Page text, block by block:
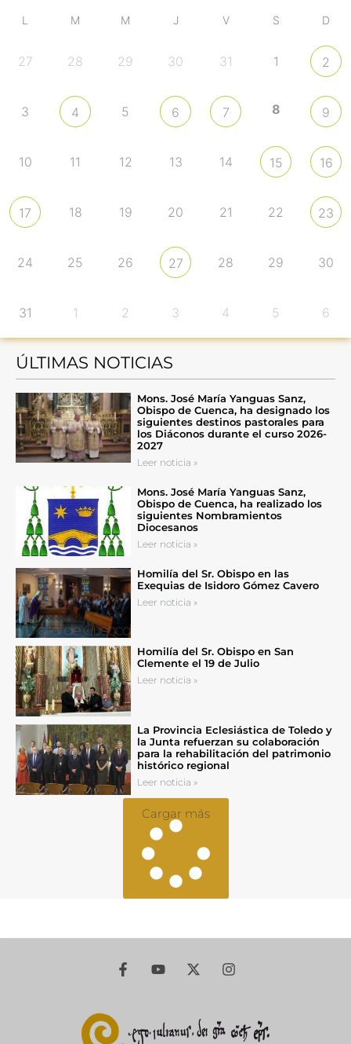
L M M J V S D
27 28 29 30 31 1 2
3 4 5 6 7 8 9
10 11 12 13 14 15 16
17 18 19 20 21 22 23
24 25 26 27 28 29 30
31 1 2 3 4 5 6
ÚLTIMAS NOTICIAS
Mons. José María Yanguas Sanz,
Obispo de Cuenca, ha designado los
siguientes destinos pastorales para
los Diáconos durante el curso 2026-
2027
Leer noticia »
Mons. José María Yanguas Sanz,
Obispo de Cuenca, ha realizado los
siguientes Nombramientos
Diocesanos
Leer noticia »
Homilía del Sr. Obispo en las
Exequias de Isidoro Gómez Cavero
Leer noticia »
Homilía del Sr. Obispo en San
Clemente el 19 de Julio
Leer noticia »
La Provincia Eclesiástica de Toledo y
la Junta refuerzan su colaboración
para la rehabilitación del patrimonio
histórico regional
Leer noticia »
Cargar más